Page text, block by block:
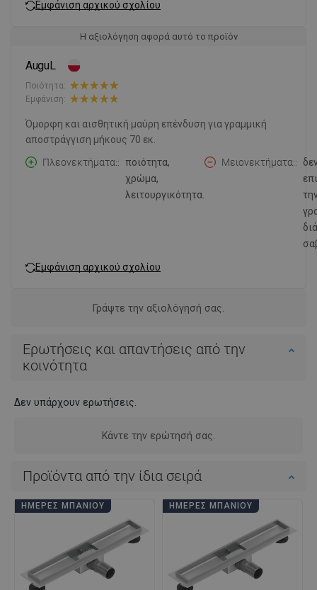
Εμφάνιση αρχικού σχολίου
Η αξιολόγηση αφορά αυτό το προϊόν
AuguL
Ποιότητα:
Εμφάνιση:
Όμορφη και αισθητική μαύρη επένδυση για γραμμική
αποστράγγιση μήκους 70 εκ.
Πλεονεκτήματα:
ποιότητα,
χρώμα,
λειτουργικότητα.
Μειονεκτήματα:
Εμφάνιση αρχικού σχολίου
Γράψτε την αξιολόγησή σας.
Ερωτήσεις και απαντήσεις από την
κοινότητα
Δεν υπάρχουν ερωτήσεις.
Κάντε την ερώτησή σας.
Προϊόντα από την ίδια σειρά
ΗΜΈΡΕΣ ΜΠΆΝΙΟΥ ΗΜΈΡΕΣ ΜΠΆΝΙΟΥ